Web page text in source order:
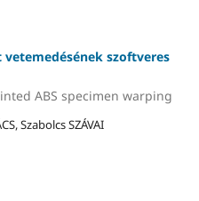
szoftveres
ABS specimen warping
Szabolcs SZÁVAI